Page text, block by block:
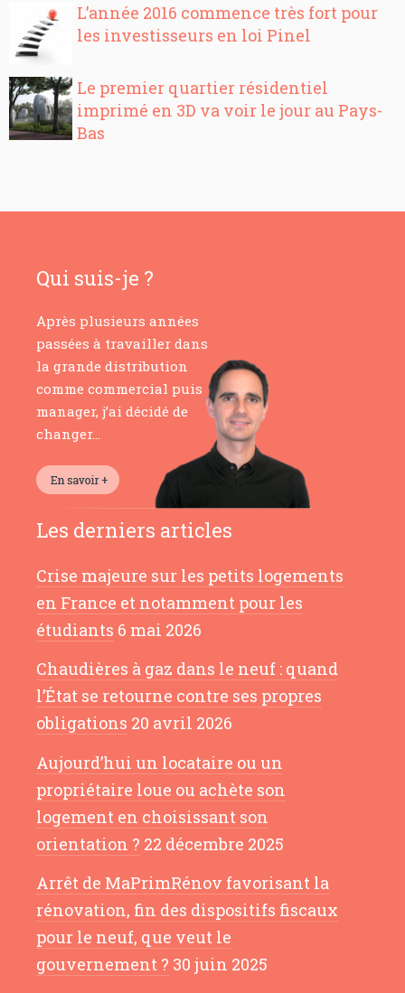
L’année 2016 commence très fort pour
les investisseurs en loi Pinel
Le premier quartier résidentiel
imprimé en 3D va voir le jour au Pays-
Bas
Qui suis-je ?
Après plusieurs années
passées à travailler dans
la grande distribution
comme commercial puis
manager, j’ai décidé de
changer…
Les derniers articles
Crise majeure sur les petits logements
en France et notamment pour les
étudiants 6 mai 2026
Chaudières à gaz dans le neuf : quand
l’État se retourne contre ses propres
obligations 20 avril 2026
Aujourd’hui un locataire ou un
propriétaire loue ou achète son
logement en choisissant son
orientation ? 22 décembre 2025
Arrêt de MaPrimRénov favorisant la
rénovation, fin des dispositifs fiscaux
pour le neuf, que veut le
gouvernement ? 30 juin 2025